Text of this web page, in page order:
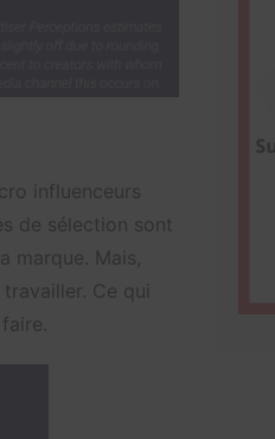
influenceurs
de sélection sont
marque. Mais,
Ce qui